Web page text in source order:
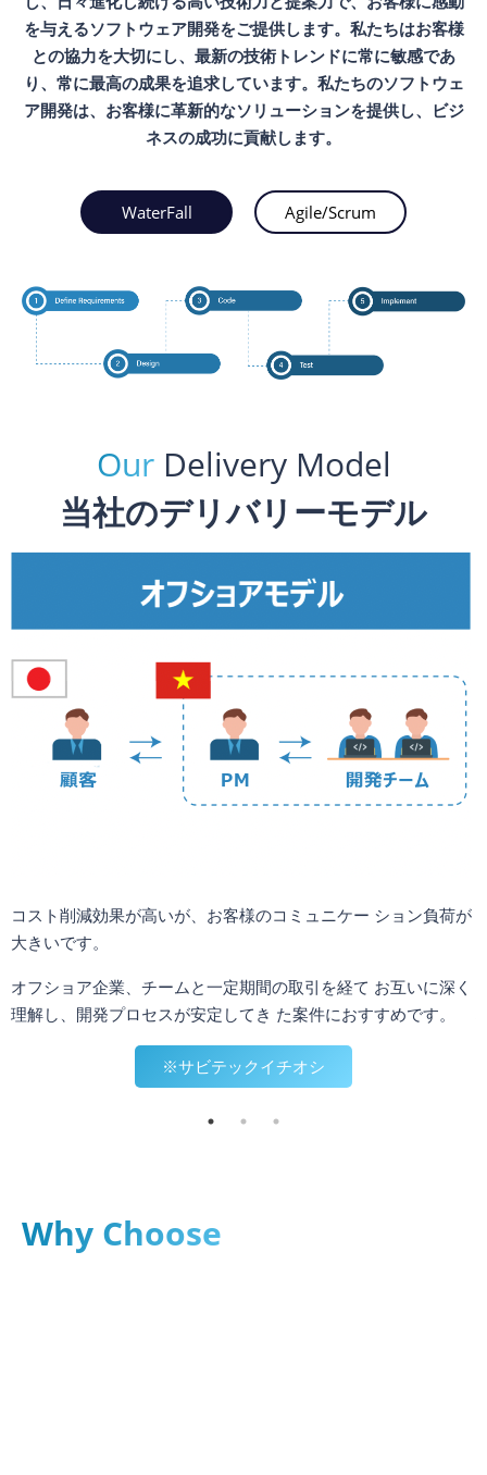
を与えるソフトウェア開発をご提供します。私たちはお客様
との協力を大切にし、最新の技術トレンドに常に敏感であ
り、常に最高の成果を追求しています。私たちのソフトウェ
ア開発は、お客様に革新的なソリューションを提供し、ビジ
ネスの成功に貢献します。
WaterFall Agile/Scrum
OurDelivery Model
当社のデリバリーモデル
コスト削減効果が高いが、お客様のコミュニケー ション負荷が
大きいです。
オフショア企業、チームと一定期間の取引を経て お互いに深く
理解し、開発プロセスが安定してき た案件におすすめです。
※サビテックイチオシ
Why Choose